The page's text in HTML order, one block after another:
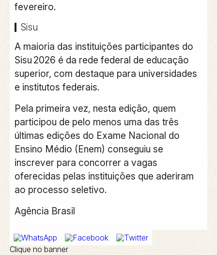
fevereiro.
Sisu
A maioria das instituições participantes do
Sisu 2026 é da rede federal de educação
superior, com destaque para universidades
e institutos federais.
Pela primeira vez, nesta edição, quem
participou de pelo menos uma das três
últimas edições do Exame Nacional do
Ensino Médio (Enem) conseguiu se
inscrever para concorrer a vagas
oferecidas pelas instituições que aderiram
ao processo seletivo.
Agência Brasil
Clique no banner